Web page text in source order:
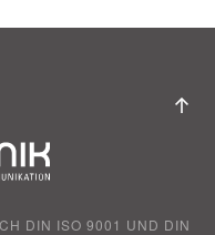
DIN ISO 9001 UND DIN